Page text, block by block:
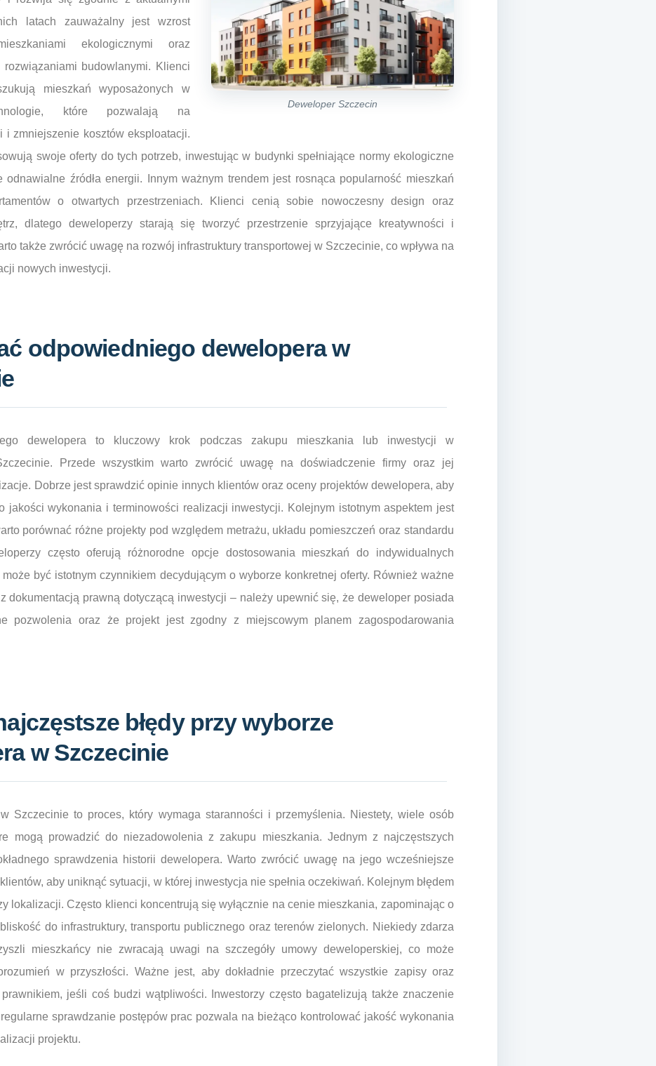
Deweloper Szczecin
latach zauważalny jest wzrost
ekologicznymi oraz
rozwiązaniami budowlanymi. Klienci
mieszkań wyposażonych w
które pozwalają na
i zmniejszenie kosztów eksploatacji.
swoje oferty do tych potrzeb, inwestując w budynki spełniające normy ekologiczne
odnawialne źródła energii. Innym ważnym trendem jest rosnąca popularność mieszkań
o otwartych przestrzeniach. Klienci cenią sobie nowoczesny design oraz
dlatego deweloperzy starają się tworzyć przestrzenie sprzyjające kreatywności i
także zwrócić uwagę na rozwój infrastruktury transportowej w Szczecinie, co wpływa na
nowych inwestycji.
odpowiedniego dewelopera w
dewelopera to kluczowy krok podczas zakupu mieszkania lub inwestycji w
Przede wszystkim warto zwrócić uwagę na doświadczenie firmy oraz jej
Dobrze jest sprawdzić opinie innych klientów oraz oceny projektów dewelopera, aby
jakości wykonania i terminowości realizacji inwestycji. Kolejnym istotnym aspektem jest
porównać różne projekty pod względem metrażu, układu pomieszczeń oraz standardu
często oferują różnorodne opcje dostosowania mieszkań do indywidualnych
być istotnym czynnikiem decydującym o wyborze konkretnej oferty. Również ważne
dokumentacją prawną dotyczącą inwestycji – należy upewnić się, że deweloper posiada
pozwolenia oraz że projekt jest zgodny z miejscowym planem zagospodarowania
błędy przy wyborze
w Szczecinie
Szczecinie to proces, który wymaga staranności i przemyślenia. Niestety, wiele osób
mogą prowadzić do niezadowolenia z zakupu mieszkania. Jednym z najczęstszych
sprawdzenia historii dewelopera. Warto zwrócić uwagę na jego wcześniejsze
aby uniknąć sytuacji, w której inwestycja nie spełnia oczekiwań. Kolejnym błędem
lokalizacji. Często klienci koncentrują się wyłącznie na cenie mieszkania, zapominając o
do infrastruktury, transportu publicznego oraz terenów zielonych. Niekiedy zdarza
mieszkańcy nie zwracają uwagi na szczegóły umowy deweloperskiej, co może
w przyszłości. Ważne jest, aby dokładnie przeczytać wszystkie zapisy oraz
jeśli coś budzi wątpliwości. Inwestorzy często bagatelizują także znaczenie
sprawdzanie postępów prac pozwala na bieżąco kontrolować jakość wykonania
projektu.